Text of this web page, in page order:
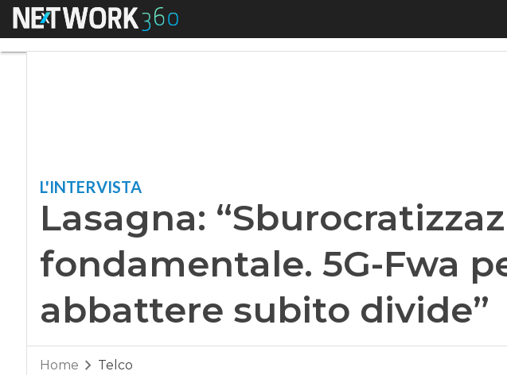
Menu Lasagna: “Sburocratizzazione è
L'INTERVISTA
Lasagna:
fondamentale. 5G-Fwa
abbattere subito divide”
Home Telco